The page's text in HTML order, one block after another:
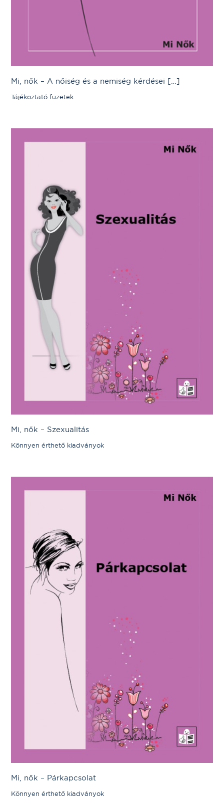
Mi, nők – A nőiség és a nemiség kérdései […]
Tájékoztató füzetek
Mi, nők – Szexualitás
Könnyen érthető kiadványok
Mi, nők – Párkapcsolat
Könnyen érthető kiadványok